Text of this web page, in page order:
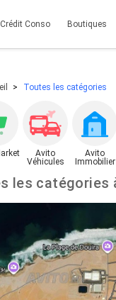
Crédit Conso Boutiques
Toutes les catégories
Avito
Véhicules
Avito
Immobilier